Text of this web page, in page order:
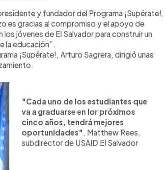
y fundador del Programa ¡Supérate!,
es gracias al compromiso y el apoyo de
jóvenes de El Salvador para construir un
la educación”.
¡Supérate!, Arturo Sagrera, dirigió unas
"Cada uno de los estudiantes que
va a graduarse en lor próximos
cinco años, tendrá mejores
oportunidades", Matthew Rees,
subdirector de USAID El Salvador